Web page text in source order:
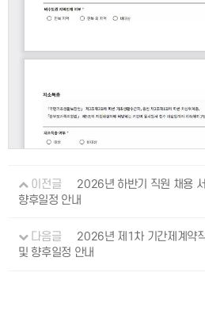
이전글
2026년 하반기 직원 채용
향후일정 안내
다음글
2026년 제1차 기간제계약
및 향후일정 안내